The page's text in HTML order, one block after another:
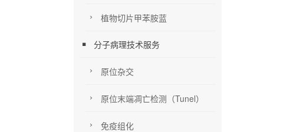
植物切片甲苯胺蓝
分子病理技术服务
原位杂交
原位末端凋亡检测（Tunel）
免疫组化